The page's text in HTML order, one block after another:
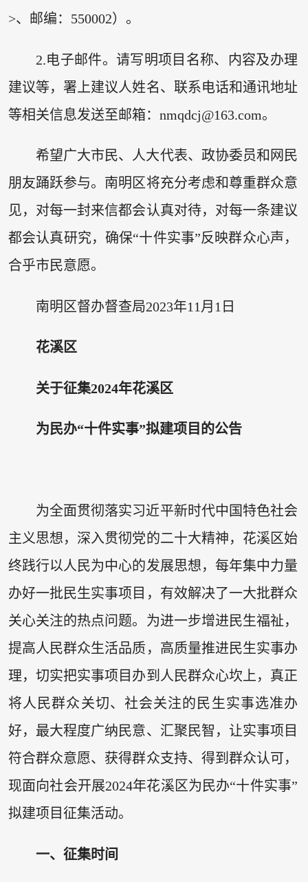
>、邮编：550002）。
2.电子邮件。请写明项目名称、内容及办理
建议等，署上建议人姓名、联系电话和通讯地址
等相关信息发送至邮箱：nmqdcj@163.com。
希望广大市民、人大代表、政协委员和网民
朋友踊跃参与。南明区将充分考虑和尊重群众意
见，对每一封来信都会认真对待，对每一条建议
都会认真研究，确保“十件实事”反映群众心声，
合乎市民意愿。
南明区督办督查局2023年11月1日
花溪区
关于征集2024年花溪区
为民办“十件实事”拟建项目的公告
为全面贯彻落实习近平新时代中国特色社会
主义思想，深入贯彻党的二十大精神，花溪区始
终践行以人民为中心的发展思想，每年集中力量
办好一批民生实事项目，有效解决了一大批群众
关心关注的热点问题。为进一步增进民生福祉，
提高人民群众生活品质，高质量推进民生实事办
理，切实把实事项目办到人民群众心坎上，真正
将人民群众关切、社会关注的民生实事选准办
好，最大程度广纳民意、汇聚民智，让实事项目
符合群众意愿、获得群众支持、得到群众认可，
现面向社会开展2024年花溪区为民办“十件实事”
拟建项目征集活动。
一、征集时间